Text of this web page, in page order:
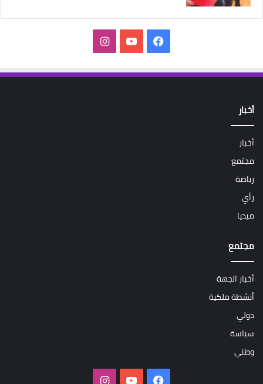
فيسبوك‫YouTubeانستقرام
أخبار
أخبار
مجتمع
رياضة
رأي
ميديا
مجتمع
أخبار الجهة
أنشطة ملكية
دولي
سياسة
وطني
فيسبوك‫YouTubeانستقرام